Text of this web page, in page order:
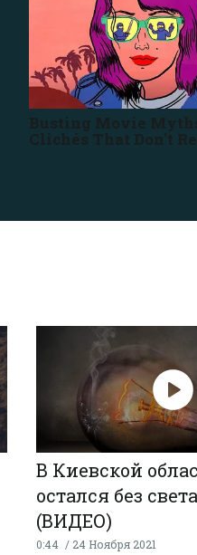
В Киевской
остался без
(ВИДЕО)
0:44 24 Ноября 2021